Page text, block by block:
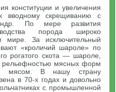
конституции и увеличения
вводному скрещиванию с
По мере развития
порода широко
мире. За исключительный
«кроличий шароле» по
рогатого скота — шароле,
рельефностью мясных форм
мясом. В нашу страну
в 70-х годах и довольно
с промышленной